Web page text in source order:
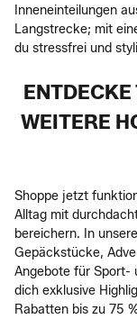
Inneneinteilungen
Langstrecke; mit
du stressfrei und
ENTDECKE
WEITERE
Shoppe jetzt
Alltag mit
bereichern. In
Gepäckstücke,
Angebote für Sport-
dich exklusive
Rabatten bis zu 75